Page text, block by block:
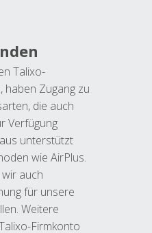
Talixo-
haben Zugang zu
die auch
Verfügung
unterstützt
wie AirPlus.
auch
für unsere
Weitere
Firmkonto